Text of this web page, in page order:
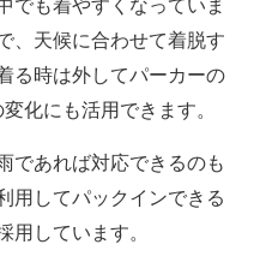
でも着やすくなっていま
、天候に合わせて着脱す
る時は外してパーカーの
化にも活用できます。
であれば対応できるのも
用してパックインできる
用しています。